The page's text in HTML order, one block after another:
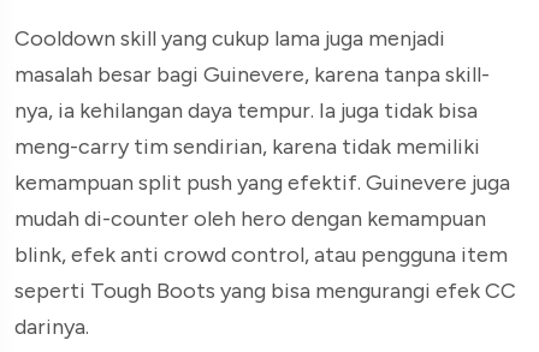
Cooldown skill yang cukup lama juga menjadi
masalah besar bagi Guinevere, karena tanpa skill-
nya, ia kehilangan daya tempur. Ia juga tidak bisa
meng-carry tim sendirian, karena tidak memiliki
kemampuan split push yang efektif. Guinevere juga
mudah di-counter oleh hero dengan kemampuan
blink, efek anti crowd control, atau pengguna item
seperti Tough Boots yang bisa mengurangi efek CC
darinya.